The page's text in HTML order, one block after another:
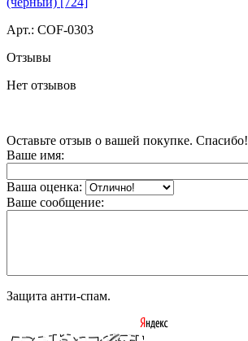
Арт.: COF-0303
Отзывы
Нет отзывов
Оставьте отзыв о вашей покупке. Спасибо!
Ваше имя:
Ваша оценка:
Ваше сообщение:
Защита анти-спам.